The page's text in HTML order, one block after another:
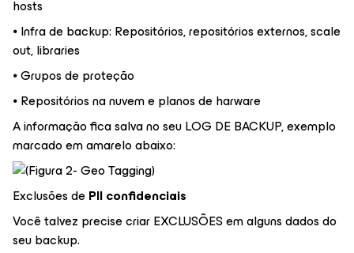
hosts
⦁ Infra de backup: Repositórios, repositórios externos, scale
out, libraries
⦁ Grupos de proteção
⦁ Repositórios na nuvem e planos de harware
A informação fica salva no seu LOG DE BACKUP, exemplo
marcado em amarelo abaixo:
Exclusões dePII confidenciais
Você talvez precise criar EXCLUSÕES em alguns dados do
seu backup.